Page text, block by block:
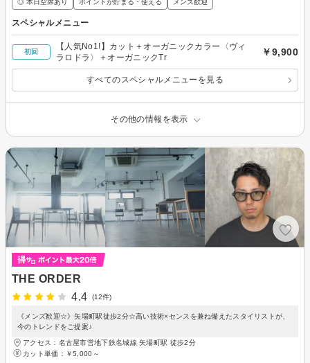
◎ 本日空席あり ポイントが貯まる・使える メンズ歓迎
スペシャルメニュー
初回
【人気No1!】カット＋オーガニックカラー〈ヴィ
ラロドラ〉＋オーガニックTr
￥9,900
すべてのスペシャルメニューを見る
その他の情報を表示
THE ORDER
4.4
(12件)
《メンズ歓迎☆》矢場町駅徒歩2分☆高い技術×センスを兼ね備えたスタイリストが、
今のトレンドをご提案♪
アクセス：名古屋市営地下鉄名城線 矢場町駅 徒歩2分
カット単価： ￥5,000～